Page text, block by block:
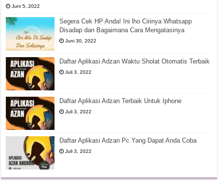
Juni 5, 2022
Segera Cek HP Anda! Ini lho Cirinya Whatsapp
Disadap dan Bagaimana Cara Mengatasinya
Juni 30, 2022
Daftar Aplikasi Adzan Waktu Sholat Otomatis Terbaik
Juli 3, 2022
Daftar Aplikasi Adzan Terbaik Untuk Iphone
Juli 3, 2022
Daftar Aplikasi Adzan Pc Yang Dapat Anda Coba
Juli 3, 2022